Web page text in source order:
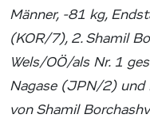
Männer, -81 kg,
(KOR/7), 2. Shamil
Wels/OÖ/als Nr. 1
Nagase (JPN/2) und
von Shamil